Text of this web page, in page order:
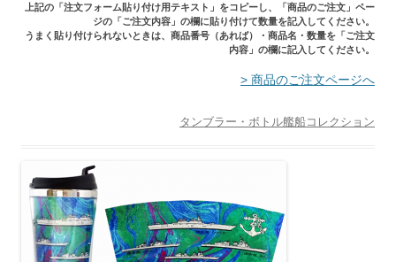
上記の「注文フォーム貼り付け用テキスト」をコピーし、「商品のご注文」ペー
ジの「ご注文内容」の欄に貼り付けて数量を記入してください。
うまく貼り付けられないときは、商品番号（あれば）・商品名・数量を「ご注文
内容」の欄に記入してください。
> 商品のご注文ページへ
タンブラー・ボトル艦船コレクション